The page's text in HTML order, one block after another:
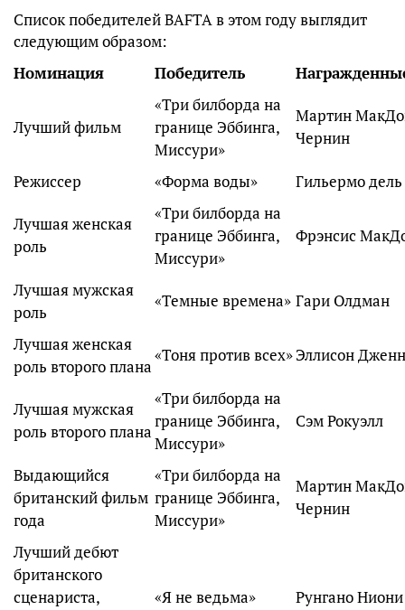
Список победителей BAFTA в этом году выглядит
следующим образом:
Номинация
Победитель
Лучший фильм
«Три билборда на
границе Эббинга,
Миссури»
Мартин
Чернин
Режиссер «Форма воды» Гильермо
Лучшая женская
роль
«Три билборда на
границе Эббинга,
Миссури»
Фрэнсис
Лучшая мужская
роль
«Темные времена» Гари Олдман
Лучшая женская
роль второго плана
«Тоня против всех»Эллисон
Лучшая мужская
роль второго плана
«Три билборда на
границе Эббинга,
Миссури»
Сэм Рокуэлл
Выдающийся
британский фильм
года
«Три билборда на
границе Эббинга,
Миссури»
Мартин
Чернин
Лучший дебют
британского
сценариста,
«Я не ведьма» Рунгано Ниони